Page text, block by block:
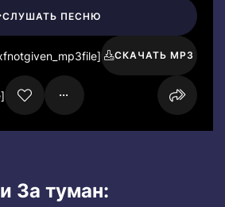
СЛУШАТЬ ПЕСНЮ
СКАЧАТЬ MP3
За туман: